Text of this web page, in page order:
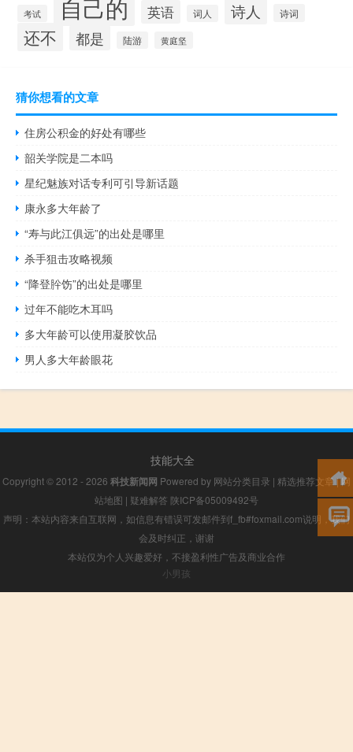
考试 自己的 英语 词人 诗人 诗词
还不 都是 陆游 黄庭坚
猜你想看的文章
住房公积金的好处有哪些
韶关学院是二本吗
星纪魅族对话专利可引导新话题
康永多大年龄了
“寿与此江俱远”的出处是哪里
杀手狙击攻略视频
“降登肸饬”的出处是哪里
过年不能吃木耳吗
多大年龄可以使用凝胶饮品
男人多大年龄眼花
技能大全
Copyright © 2012 - 2026 科技新闻网 Powered by 网站分类目录 | 精选推荐文章 |网
站地图 | 疑难解答 陕ICP备05009492号
声明：本站内容来自互联网，如信息有错误可发邮件到f_fb#foxmail.com说明，我们
会及时纠正，谢谢
本站仅为个人兴趣爱好，不接盈利性广告及商业合作
小男孩